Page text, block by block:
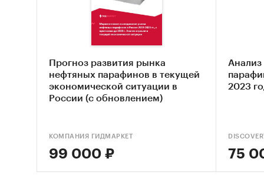
Прогноз развития рынка
нефтяных парафинов в текущей
экономической ситуации в
России (с обновлением)
КОМПАНИЯ ГИДМАРКЕТ
99 000 ₽
2023
75